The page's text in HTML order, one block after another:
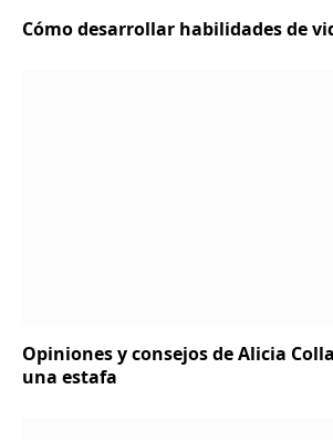
Cómo desarrollar habilidades de
Opiniones y consejos de Alicia
una estafa